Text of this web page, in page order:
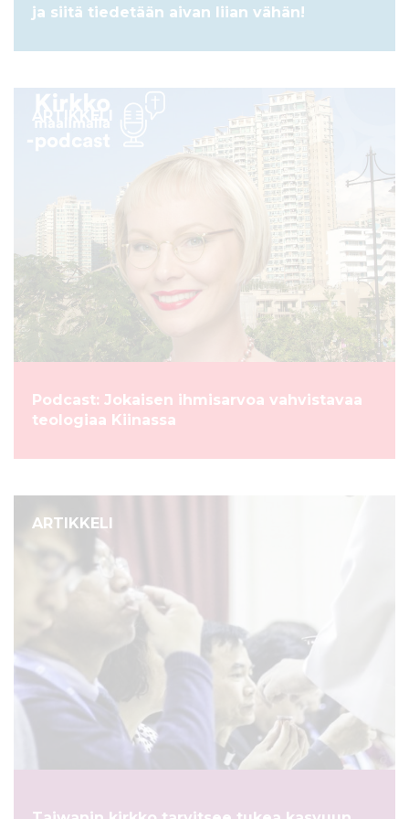
ja siitä tiedetään aivan liian vähän!
ARTIKKELI
Podcast: Jokaisen ihmisarvoa vahvistavaa
teologiaa Kiinassa
ARTIKKELI